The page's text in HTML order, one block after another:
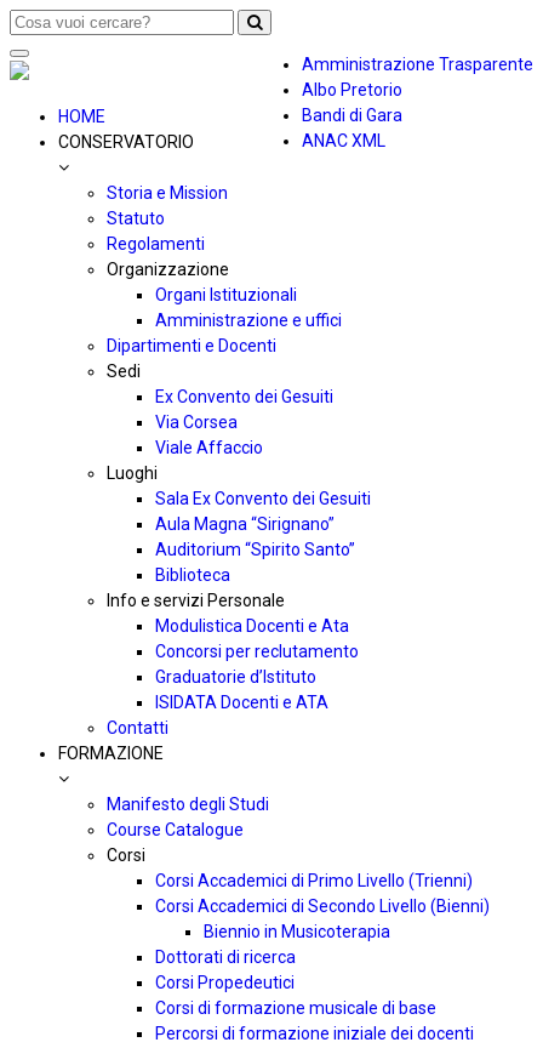
Amministrazione Trasparente
Albo Pretorio
Bandi di Gara
ANAC XML
Toggle
navigation
HOME
CONSERVATORIO
Storia e Mission
Statuto
Regolamenti
Organizzazione
Organi Istituzionali
Amministrazione e uffici
Dipartimenti e Docenti
Sedi
Ex Convento dei Gesuiti
Via Corsea
Viale Affaccio
Luoghi
Sala Ex Convento dei Gesuiti
Aula Magna “Sirignano”
Auditorium “Spirito Santo”
Biblioteca
Info e servizi Personale
Modulistica Docenti e Ata
Concorsi per reclutamento
Graduatorie d’Istituto
ISIDATA Docenti e ATA
Contatti
FORMAZIONE
Manifesto degli Studi
Course Catalogue
Corsi
Corsi Accademici di Primo Livello (Trienni)
Corsi Accademici di Secondo Livello (Bienni)
Biennio in Musicoterapia
Dottorati di ricerca
Corsi Propedeutici
Corsi di formazione musicale di base
Percorsi di formazione iniziale dei docenti